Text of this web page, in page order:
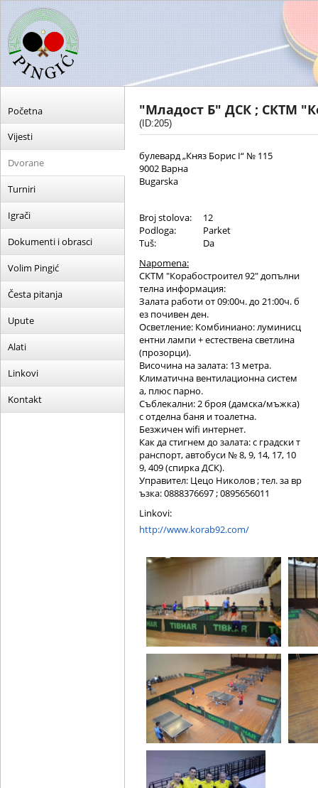
Početna
Vijesti
Dvorane
Turniri
Igrači
Dokumenti i obrasci
Volim Pingić
Česta pitanja
Upute
Alati
Linkovi
Kontakt
"Младост Б" ДСК ; СКТМ
(ID:205)
булевард „Княз Борис I“ № 115
9002 Варна
Bugarska
Broj stolova:
12
Podloga:
Parket
Tuš:
Da
Napomena:
СКТМ "Корабостроител 92" допълни
телна информация:
Залата работи от 09:00ч. до 21:00ч. б
ез почивен ден.
Осветление: Комбиниано: луминисц
ентни лампи + естествена светлина
(прозорци).
Височина на залата: 13 метра.
Климатична вентилационна систем
а, плюс парно.
Съблекални: 2 броя (дамска/мъжка)
с отделна баня и тоалетна.
Безжичен wifi интернет.
Как да стигнем до залата: с градски т
ранспорт, автобуси № 8, 9, 14, 17, 10
9, 409 (спирка ДСК).
Управител: Цецо Николов ; тел. за вр
ъзка: 0888376697 ; 0895656011
Linkovi:
http://www.korab92.com/